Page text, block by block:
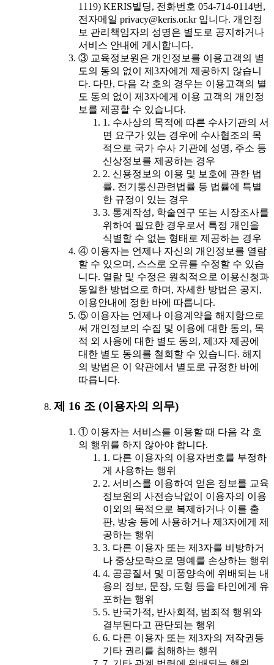
1119) KERIS빌딩, 전화번호 054-714-0114번,
전자메일 privacy@keris.or.kr 입니다. 개인정
보 관리책임자의 성명은 별도로 공지하거나
서비스 안내에 게시합니다.
③ 교육정보원은 개인정보를 이용고객의 별
도의 동의 없이 제3자에게 제공하지 않습니
다. 다만, 다음 각 호의 경우는 이용고객의 별
도 동의 없이 제3자에게 이용 고객의 개인정
보를 제공할 수 있습니다.
1. 수사상의 목적에 따른 수사기관의 서
면 요구가 있는 경우에 수사협조의 목
적으로 국가 수사 기관에 성명, 주소 등
신상정보를 제공하는 경우
2. 신용정보의 이용 및 보호에 관한 법
률, 전기통신관련법률 등 법률에 특별
한 규정이 있는 경우
3. 통계작성, 학술연구 또는 시장조사를
위하여 필요한 경우로서 특정 개인을
식별할 수 없는 형태로 제공하는 경우
④ 이용자는 언제나 자신의 개인정보를 열람
할 수 있으며, 스스로 오류를 수정할 수 있습
니다. 열람 및 수정은 원칙적으로 이용신청과
동일한 방법으로 하며, 자세한 방법은 공지,
이용안내에 정한 바에 따릅니다.
⑤ 이용자는 언제나 이용계약을 해지함으로
써 개인정보의 수집 및 이용에 대한 동의, 목
적 외 사용에 대한 별도 동의, 제3자 제공에
대한 별도 동의를 철회할 수 있습니다. 해지
의 방법은 이 약관에서 별도로 규정한 바에
따릅니다.
제 16 조 (이용자의 의무)
① 이용자는 서비스를 이용할 때 다음 각 호
의 행위를 하지 않아야 합니다.
1. 다른 이용자의 이용자번호를 부정하
게 사용하는 행위
2. 서비스를 이용하여 얻은 정보를 교육
정보원의 사전승낙없이 이용자의 이용
이외의 목적으로 복제하거나 이를 출
판, 방송 등에 사용하거나 제3자에게 제
공하는 행위
3. 다른 이용자 또는 제3자를 비방하거
나 중상모략으로 명예를 손상하는 행위
4. 공공질서 및 미풍양속에 위배되는 내
용의 정보, 문장, 도형 등을 타인에게 유
포하는 행위
5. 반국가적, 반사회적, 범죄적 행위와
결부된다고 판단되는 행위
6. 다른 이용자 또는 제3자의 저작권등
기타 권리를 침해하는 행위